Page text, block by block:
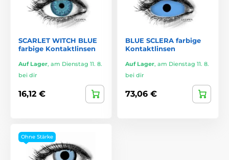
SCARLET WITCH BLUE
farbige Kontaktlinsen
Auf Lager, am Dienstag 11. 8.
bei dir
16,12 €
BLUE SCLERA farbige
Kontaktlinsen
Auf Lager, am Dienstag 11. 8.
bei dir
73,06 €
Ohne Stärke